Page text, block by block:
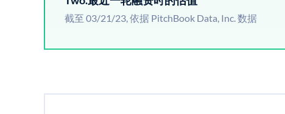
截至 03/21/23, 依据 PitchBook Data, Inc. 数据